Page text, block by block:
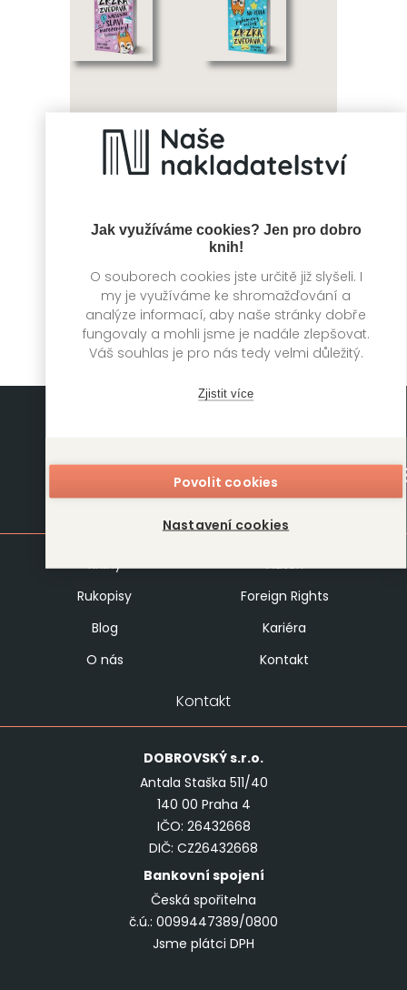
Jak využíváme cookies? Jen pro dobro
knih!
O souborech cookies jste určitě již slyšeli. I
my je využíváme ke shromažďování a
analýze informací, aby naše stránky dobře
fungovaly a mohli jsme je nadále zlepšovat.
Váš souhlas je pro nás tedy velmi důležitý.
Zjistit více
Povolit cookies
Nastavení cookies
Oslava narozenin Ne-zcela
pyžamový večírek
Kim Kane, Jon Davis
Knihy
Autoři
Rukopisy
Foreign Rights
Blog
Kariéra
O nás
Kontakt
Kontakt
DOBROVSKÝs.r.o.
Antala Staška 511/40
140 00 Praha 4
IČO: 26432668
DIČ: CZ26432668
Bankovní spojení
Česká spořitelna
č.ú.: 0099447389/0800
Jsme plátci DPH